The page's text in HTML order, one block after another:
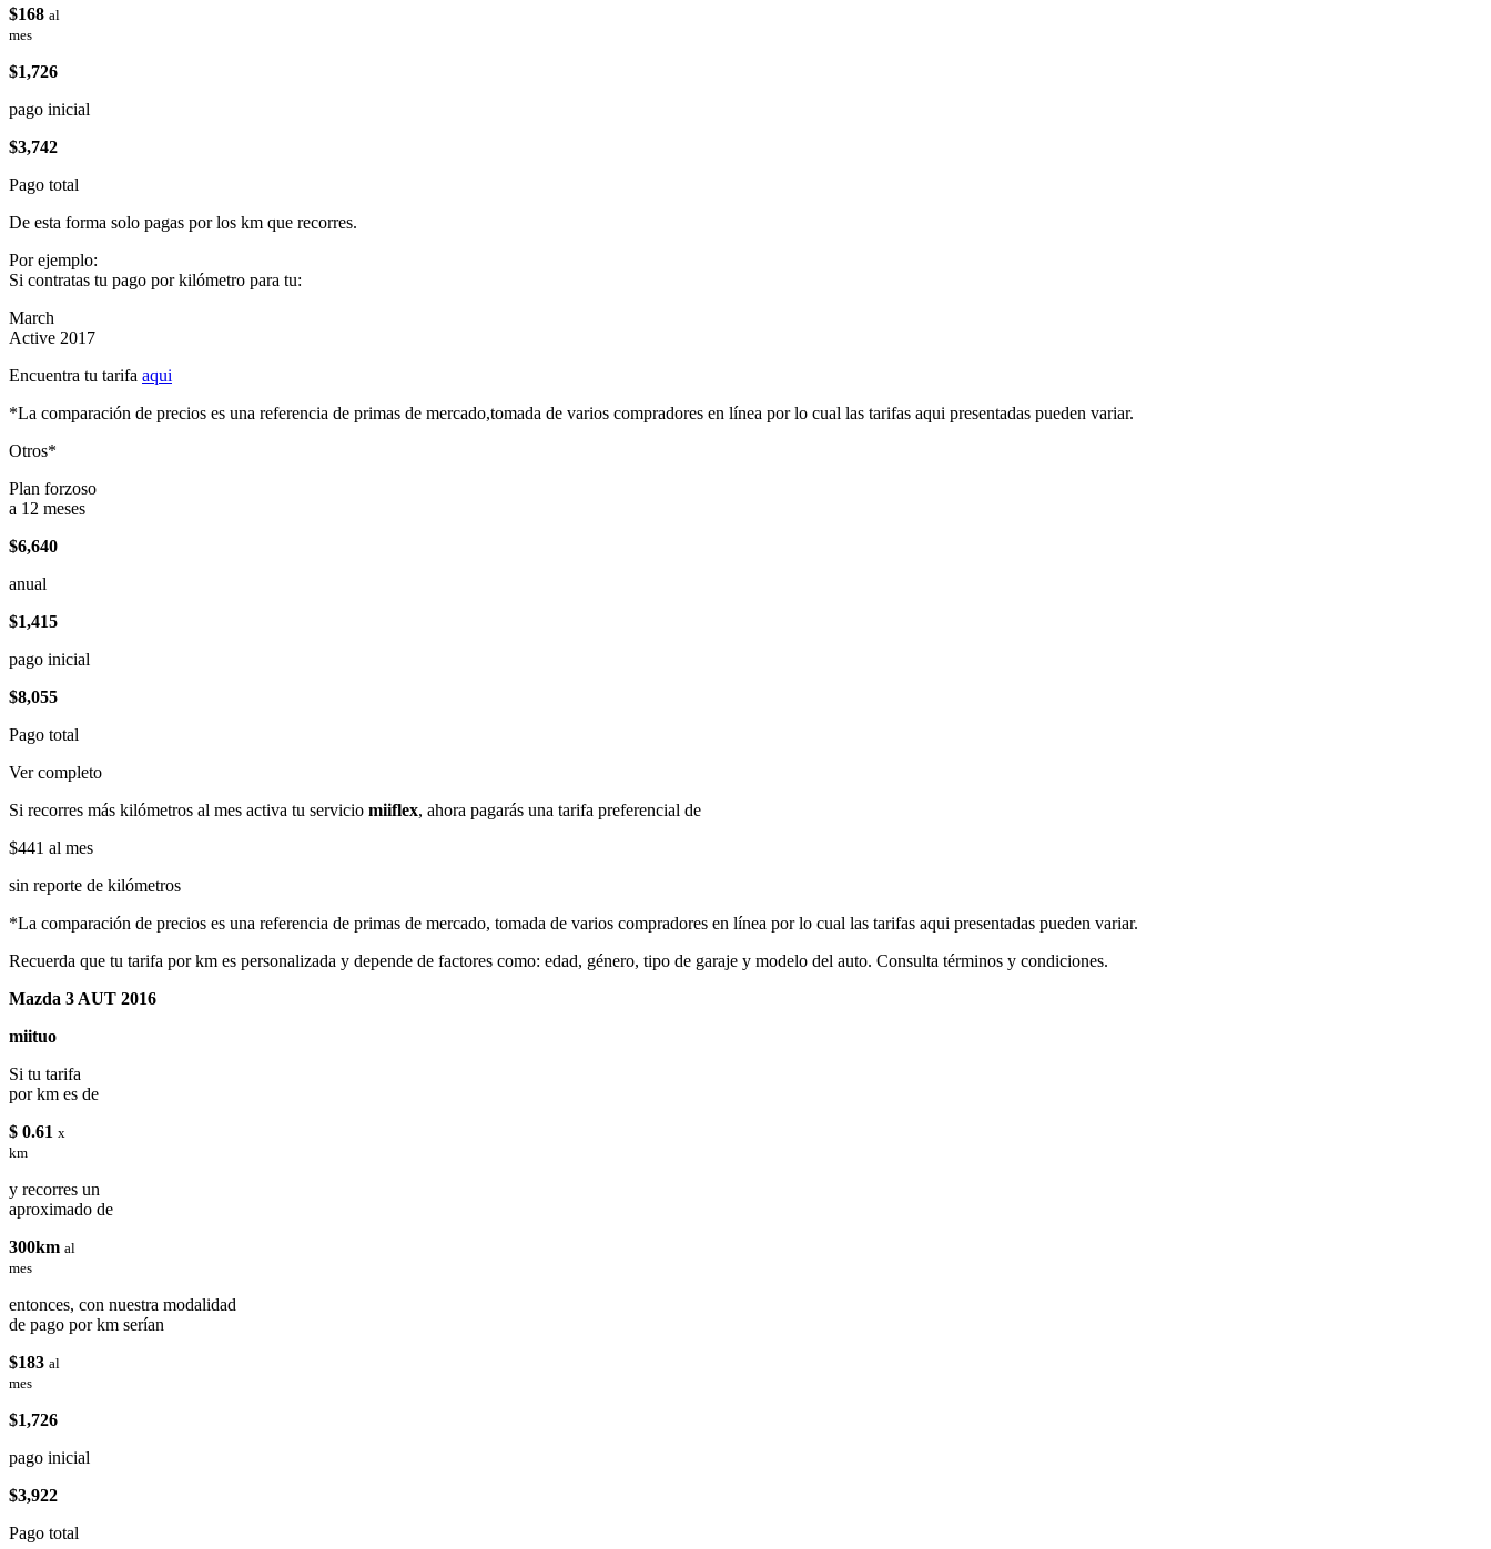
$168 al
mes
$1,726
pago inicial
$3,742
Pago total
De esta forma solo pagas por los km que recorres.
Por ejemplo:
Si contratas tu pago por kilómetro para tu:
March
Active 2017
Encuentra tu tarifa aqui
*La comparación de precios es una referencia de primas de mercado,tomada de varios compradores en línea por lo cual las tarifas aqui presentadas pueden variar.
Otros*
Plan forzoso
a 12 meses
$6,640
anual
$1,415
pago inicial
$8,055
Pago total
Ver completo
Si recorres más kilómetros al mes activa tu servicio miiflex, ahora pagarás una tarifa preferencial de
$441 al mes
sin reporte de kilómetros
*La comparación de precios es una referencia de primas de mercado, tomada de varios compradores en línea por lo cual las tarifas aqui presentadas pueden variar.
Recuerda que tu tarifa por km es personalizada y depende de factores como: edad, género, tipo de garaje y modelo del auto. Consulta términos y condiciones.
Mazda 3 AUT 2016
miituo
Si tu tarifa
por km es de
$ 0.61 x
km
y recorres un
aproximado de
300km al
mes
entonces, con nuestra modalidad
de pago por km serían
$183 al
mes
$1,726
pago inicial
$3,922
Pago total